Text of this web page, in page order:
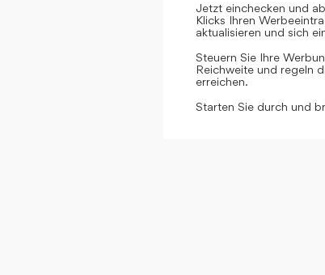
Jetzt einchecken und
Klicks Ihren
aktualisieren und sich
Steuern Sie Ihre
Reichweite und regeln
erreichen.
Starten Sie durch und